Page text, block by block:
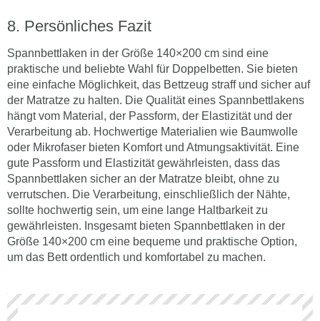
Persönliches Fazit
Spannbettlaken in der Größe 140×200 cm sind eine
praktische und beliebte Wahl für Doppelbetten. Sie bieten
eine einfache Möglichkeit, das Bettzeug straff und sicher auf
der Matratze zu halten. Die Qualität eines Spannbettlakens
hängt vom Material, der Passform, der Elastizität und der
Verarbeitung ab. Hochwertige Materialien wie Baumwolle
oder Mikrofaser bieten Komfort und Atmungsaktivität. Eine
gute Passform und Elastizität gewährleisten, dass das
Spannbettlaken sicher an der Matratze bleibt, ohne zu
verrutschen. Die Verarbeitung, einschließlich der Nähte,
sollte hochwertig sein, um eine lange Haltbarkeit zu
gewährleisten. Insgesamt bieten Spannbettlaken in der
Größe 140×200 cm eine bequeme und praktische Option,
um das Bett ordentlich und komfortabel zu machen.